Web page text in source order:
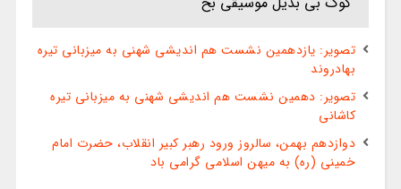
تصویر: یازدهمین نشست هم اندیشی شهنی به میزبانی تیره
بهادروند
تصویر: دهمین نشست هم اندیشی شهنی به میزبانی تیره
کاشانی
دوازدهم بهمن، سالروز ورود رهبر کبیر انقلاب، حضرت امام
خمینی (ره) به میهن اسلامی گرامی باد